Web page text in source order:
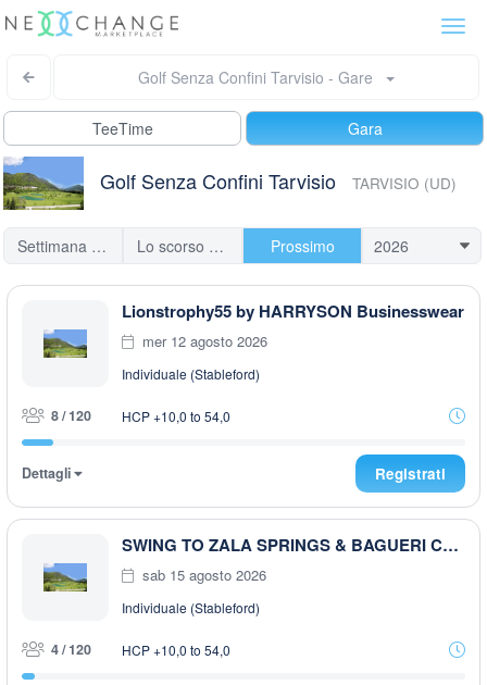
Golf Senza Confini Tarvisio - Gare
TeeTime Gara
Golf Senza Confini Tarvisio TARVISIO (UD)
Settimana scorsa Lo scorso mese Prossimo
Lionstrophy55 by HARRYSON Businesswear
mer 12 agosto 2026
Individuale (Stableford)
8 / 120 HCP +10,0 to 54,0
Dettagli Registrati
SWING TO ZALA SPRINGS & BAGUERI CHALLENGE 2026 4°TAPPA
sab 15 agosto 2026
Individuale (Stableford)
4 / 120 HCP +10,0 to 54,0